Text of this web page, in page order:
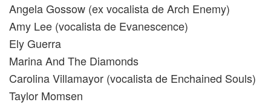
Angela Gossow (ex vocalista de Arch Enemy)
Amy Lee (vocalista de Evanescence)
Ely Guerra
Marina And The Diamonds
Carolina Villamayor (vocalista de Enchained Souls)
Taylor Momsen